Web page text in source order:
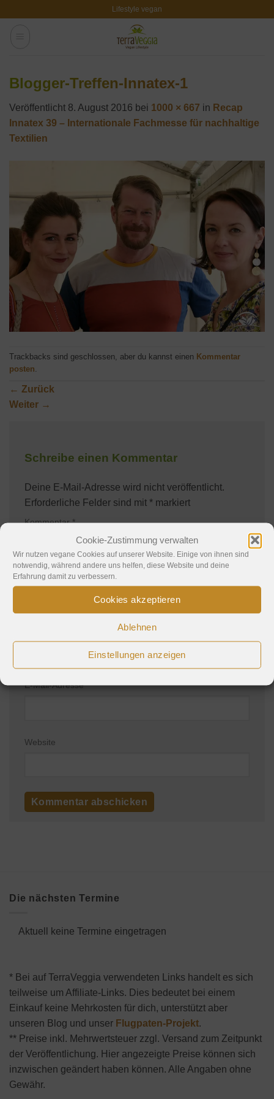
Cookie-Zustimmung verwalten
Wir nutzen vegane Cookies auf unserer Website. Einige von ihnen sind
notwendig, während andere uns helfen, diese Website und deine
Erfahrung damit zu verbessern.
Cookies akzeptieren
Ablehnen
Einstellungen anzeigen
Lifestyle vegan
Blogger-Treffen-Innatex-1
Veröffentlicht 8. August 2016 bei 1000 × 667 in Recap
Innatex 39 – Internationale Fachmesse für nachhaltige
Textilien
Trackbacks sind geschlossen, aber du kannst einen Kommentar
posten.
← Zurück
Weiter →
Schreibe einen Kommentar
Deine E-Mail-Adresse wird nicht veröffentlicht.
Erforderliche Felder sind mit * markiert
Kommentar*
E-Mail-Adresse*
Website
Die nächsten Termine
Aktuell keine Termine eingetragen
* Bei auf TerraVeggia verwendeten Links handelt es sich
teilweise um Affiliate-Links. Dies bedeutet bei einem
Einkauf keine Mehrkosten für dich, unterstützt aber
unseren Blog und unser Flugpaten-Projekt.
** Preise inkl. Mehrwertsteuer zzgl. Versand zum Zeitpunkt
der Veröffentlichung. Hier angezeigte Preise können sich
inzwischen geändert haben können. Alle Angaben ohne
Gewähr.